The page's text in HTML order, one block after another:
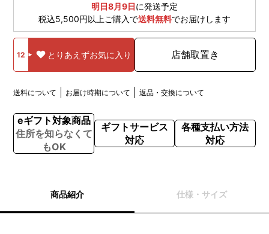
明日8月9日に発送予定
税込5,500円以上ご購入で送料無料でお届けします
12 とりあえずお気に入り 店舗取置き
送料について お届け時期について 返品・交換について
eギフト対象商品
住所を知らなくて
もOK
ギフトサービス
対応
各種支払い方法
対応
商品紹介 仕様・サイズ